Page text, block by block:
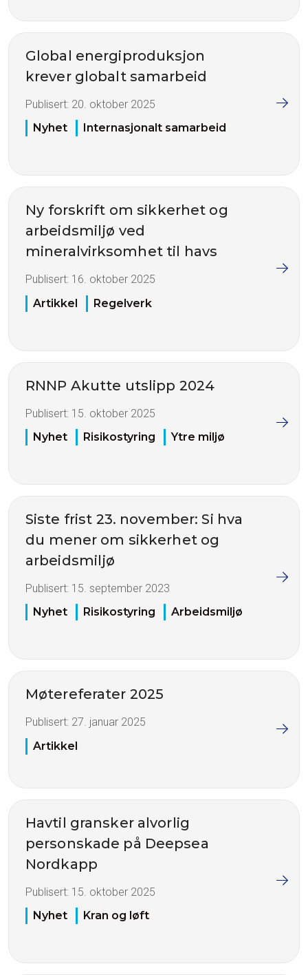
Global energiproduksjon
krever globalt samarbeid
Publisert: 20. oktober 2025
Nyhet
Internasjonalt samarbeid
Ny forskrift om sikkerhet og
arbeidsmiljø ved
mineralvirksomhet til havs
Publisert: 16. oktober 2025
Artikkel
Regelverk
RNNP Akutte utslipp 2024
Publisert: 15. oktober 2025
Nyhet
Risikostyring Ytre miljø
Siste frist 23. november: Si hva
du mener om sikkerhet og
arbeidsmiljø
Publisert: 15. september 2023
Nyhet
Risikostyring Arbeidsmiljø
Møtereferater 2025
Publisert: 27. januar 2025
Artikkel
Havtil gransker alvorlig
personskade på Deepsea
Nordkapp
Publisert: 15. oktober 2025
Nyhet
Kran og løft